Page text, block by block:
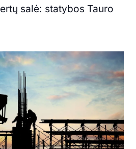
salė: statybos Tauro